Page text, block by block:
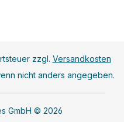
zzgl. Versandkosten
nicht anders angegeben.
GmbH © 2026